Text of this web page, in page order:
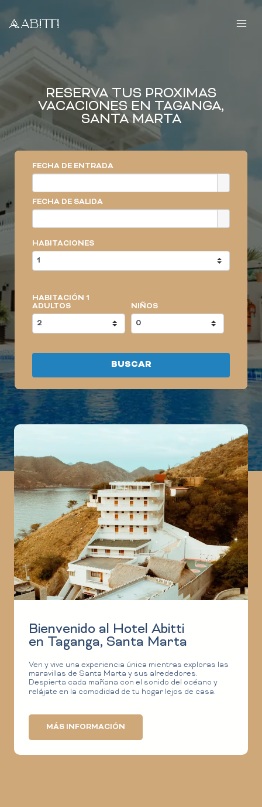
contenido
RESERVA TUS PROXIMAS
VACACIONES EN TAGANGA,
SANTA MARTA
FECHA DE ENTRADA
FECHA DE SALIDA
HABITACIONES
HABITACIÓN 1
ADULTOS
NIÑOS
BUSCAR
TAGANGA, Santa Marta (COL)
Bienvenido al Hotel Abitti
en Taganga, Santa Marta
Ven y vive una experiencia única mientras exploras las
maravillas de Santa Marta y sus alrededores.
Despierta cada mañana con el sonido del océano y
relájate en la comodidad de tu hogar lejos de casa.
MÁS INFORMACIÓN